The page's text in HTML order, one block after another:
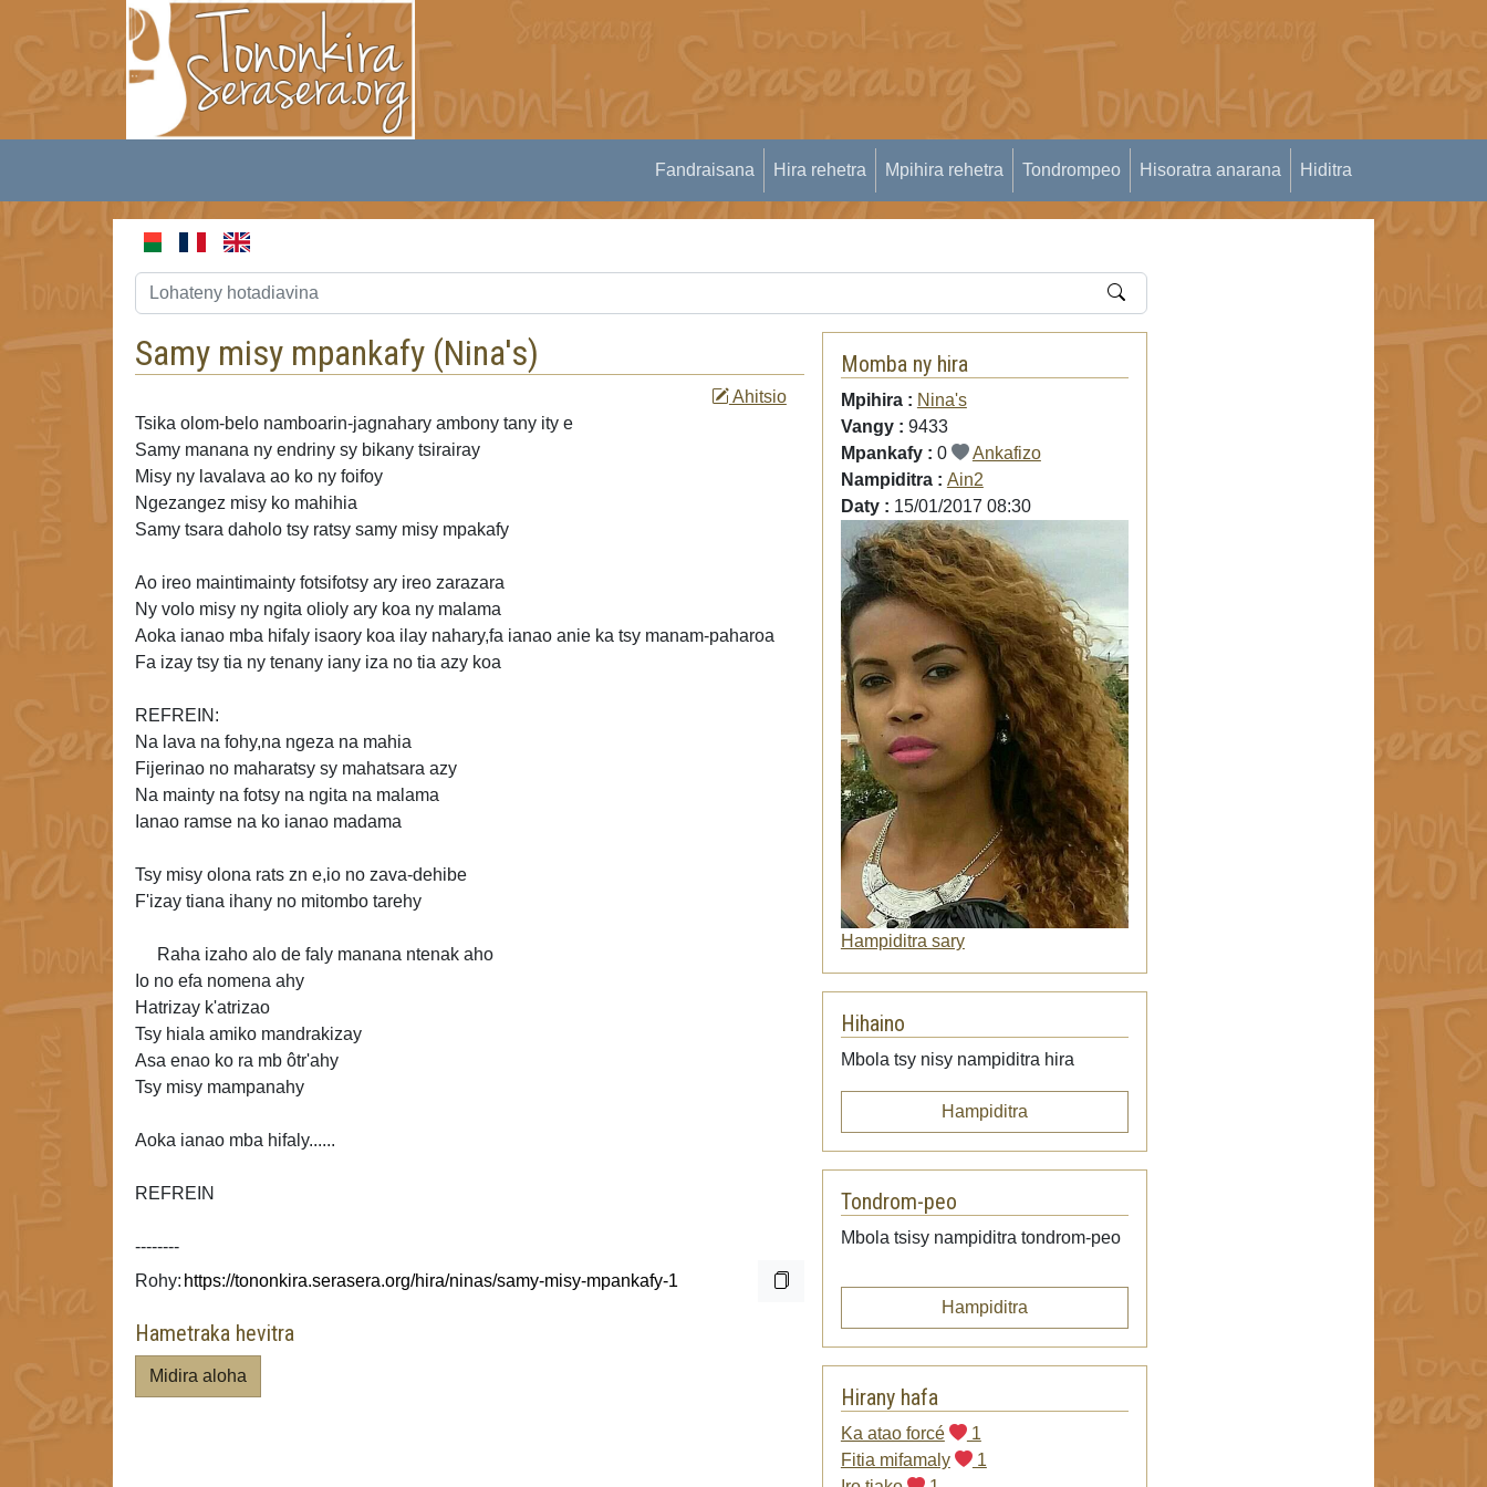
Fandraisana Hira rehetra Mpihira rehetra Tondrompeo Hisoratra anarana Hiditra
Samy misy mpankafy (Nina's)
Ahitsio
Tsika olom-belo namboarin-jagnahary ambony tany ity e
Samy manana ny endriny sy bikany tsirairay
Misy ny lavalava ao ko ny foifoy
Ngezangez misy ko mahihia
Samy tsara daholo tsy ratsy samy misy mpakafy
Ao ireo maintimainty fotsifotsy ary ireo zarazara
Ny volo misy ny ngita olioly ary koa ny malama
Aoka ianao mba hifaly isaory koa ilay nahary,fa ianao anie ka tsy manam-paharoa
Fa izay tsy tia ny tenany iany iza no tia azy koa
REFREIN:
Na lava na fohy,na ngeza na mahia
Fijerinao no maharatsy sy mahatsara azy
Na mainty na fotsy na ngita na malama
Ianao ramse na ko ianao madama
Tsy misy olona rats zn e,io no zava-dehibe
F'izay tiana ihany no mitombo tarehy
Raha izaho alo de faly manana ntenak aho
Io no efa nomena ahy
Hatrizay k'atrizao
Tsy hiala amiko mandrakizay
Asa enao ko ra mb ôtr'ahy
Tsy misy mampanahy
Aoka ianao mba hifaly......
REFREIN
--------
Rohy:
Hametraka hevitra
Midira aloha
Momba ny hira
Mpihira : Nina's
Vangy : 9433
Mpankafy : 0
Ankafizo
Nampiditra : Ain2
Daty : 15/01/2017 08:30
Hampiditra sary
Hihaino
Mbola tsy nisy nampiditra hira
Hampiditra
Tondrom-peo
Mbola tsisy nampiditra tondrom-peo
Hampiditra
Hirany hafa
Ka atao forcé
1
Fitia mifamaly
1